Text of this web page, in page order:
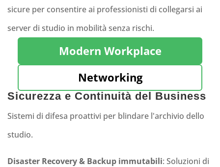
sicure per consentire ai professionisti di collegarsi ai
server di studio in mobilità senza rischi.
Modern Workplace
Networking
Sicurezza e Continuità del Business
Sistemi di difesa proattivi per blindare l'archivio dello
studio.
Disaster Recovery & Backup immutabili: Soluzioni di